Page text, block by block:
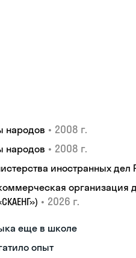
народов • 2008 г.
народов • 2008 г.
иностранных
организация
• 2026 г.
еще в школе
опыт